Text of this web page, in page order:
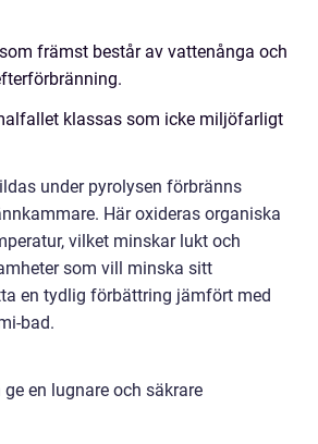
främst består av vattenånga och
klassas som icke miljöfarligt
under pyrolysen förbränns
Här oxideras organiska
vilket minskar lukt och
som vill minska sitt
en tydlig förbättring jämfört med
bad.
en lugnare och säkrare